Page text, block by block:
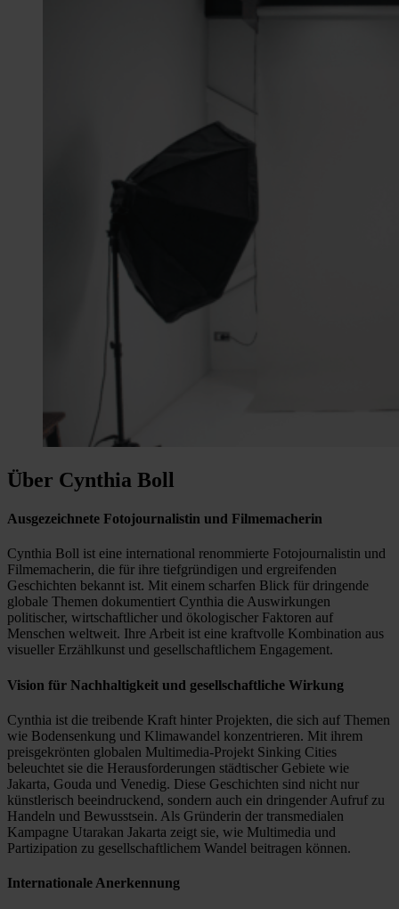
Über Cynthia Boll
Ausgezeichnete Fotojournalistin und Filmemacherin
Cynthia Boll ist eine international renommierte Fotojournalistin und
Filmemacherin, die für ihre tiefgründigen und ergreifenden
Geschichten bekannt ist. Mit einem scharfen Blick für dringende
globale Themen dokumentiert Cynthia die Auswirkungen
politischer, wirtschaftlicher und ökologischer Faktoren auf
Menschen weltweit. Ihre Arbeit ist eine kraftvolle Kombination aus
visueller Erzählkunst und gesellschaftlichem Engagement.
Vision für Nachhaltigkeit und gesellschaftliche Wirkung
Cynthia ist die treibende Kraft hinter Projekten, die sich auf Themen
wie Bodensenkung und Klimawandel konzentrieren. Mit ihrem
preisgekrönten globalen Multimedia-Projekt Sinking Cities
beleuchtet sie die Herausforderungen städtischer Gebiete wie
Jakarta, Gouda und Venedig. Diese Geschichten sind nicht nur
künstlerisch beeindruckend, sondern auch ein dringender Aufruf zu
Handeln und Bewusstsein. Als Gründerin der transmedialen
Kampagne Utarakan Jakarta zeigt sie, wie Multimedia und
Partizipation zu gesellschaftlichem Wandel beitragen können.
Internationale Anerkennung